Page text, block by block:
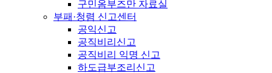
구민옴부즈만 자료실
부패·청렴 신고센터
공익신고
공직비리신고
공직비리 익명 신고
하도급부조리신고